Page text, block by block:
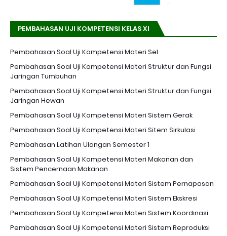
PEMBAHASAN UJI KOMPETENSI KELAS XI
Pembahasan Soal Uji Kompetensi Materi Sel
Pembahasan Soal Uji Kompetensi Materi Struktur dan Fungsi
Jaringan Tumbuhan
Pembahasan Soal Uji Kompetensi Materi Struktur dan Fungsi
Jaringan Hewan
Pembahasan Soal Uji Kompetensi Materi Sistem Gerak
Pembahasan Soal Uji Kompetensi Materi Sitem Sirkulasi
Pembahasan Latihan Ulangan Semester 1
Pembahasan Soal Uji Kompetensi Materi Makanan dan
Sistem Pencernaan Makanan
Pembahasan Soal Uji Kompetensi Materi Sistem Pernapasan
Pembahasan Soal Uji Kompetensi Materi Sistem Ekskresi
Pembahasan Soal Uji Kompetensi Materi Sistem Koordinasi
Pembahasan Soal Uji Kompetensi Materi Sistem Reproduksi